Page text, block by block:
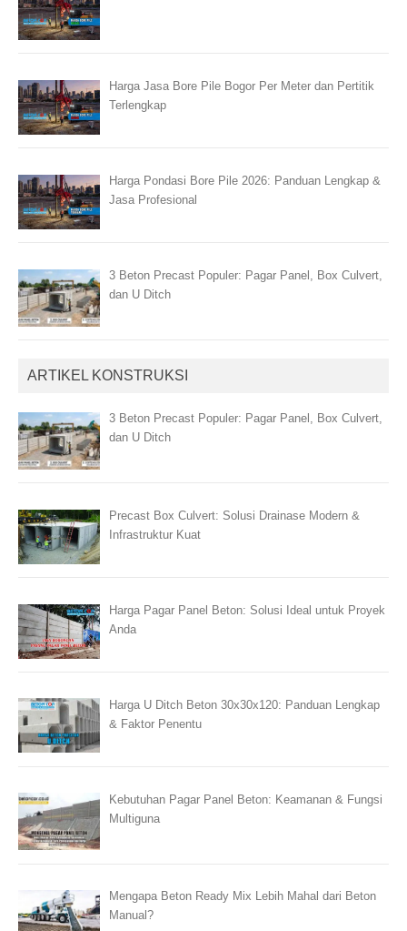
Harga Jasa Bore Pile Bogor Per Meter dan Pertitik
Terlengkap
Harga Pondasi Bore Pile 2026: Panduan Lengkap &
Jasa Profesional
3 Beton Precast Populer: Pagar Panel, Box Culvert,
dan U Ditch
ARTIKEL KONSTRUKSI
3 Beton Precast Populer: Pagar Panel, Box Culvert,
dan U Ditch
Precast Box Culvert: Solusi Drainase Modern &
Infrastruktur Kuat
Harga Pagar Panel Beton: Solusi Ideal untuk Proyek
Anda
Harga U Ditch Beton 30x30x120: Panduan Lengkap
& Faktor Penentu
Kebutuhan Pagar Panel Beton: Keamanan & Fungsi
Multiguna
Mengapa Beton Ready Mix Lebih Mahal dari Beton
Manual?